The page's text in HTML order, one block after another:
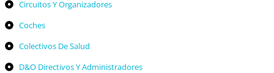
Circuitos Y Organizadores
Coches
Colectivos De Salud
D&O Directivos Y Administradores